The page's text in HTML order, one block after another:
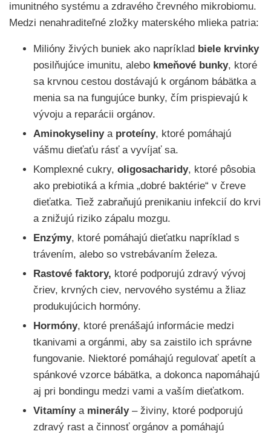
imunitného systému a zdravého črevného mikrobiomu.
Medzi nenahraditeľné zložky materského mlieka patria:
Milióny živých buniek ako napríklad biele krvinky
posilňujúce imunitu, alebo kmeňové bunky, ktoré
sa krvnou cestou dostávajú k orgánom bábätka a
menia sa na fungujúce bunky, čím prispievajú k
vývoju a reparácii orgánov.
Aminokyseliny a proteíny, ktoré pomáhajú
vášmu dieťaťu rásť a vyvíjať sa.
Komplexné cukry, oligosacharidy, ktoré pôsobia
ako prebiotiká a kŕmia „dobré baktérie“ v čreve
dieťatka. Tiež zabraňujú prenikaniu infekcií do krvi
a znižujú riziko zápalu mozgu.
Enzýmy, ktoré pomáhajú dieťatku napríklad s
trávením, alebo so vstrebávaním železa.
Rastové faktory, ktoré podporujú zdravý vývoj
čriev, krvných ciev, nervového systému a žliaz
produkujúcich hormóny.
Hormóny, ktoré prenášajú informácie medzi
tkanivami a orgánmi, aby sa zaistilo ich správne
fungovanie. Niektoré pomáhajú regulovať apetít a
spánkové vzorce bábätka, a dokonca napomáhajú
aj pri bondingu medzi vami a vaším dieťatkom.
Vitamínya minerály– živiny, ktoré podporujú
zdravý rast a činnosť orgánov a pomáhajú